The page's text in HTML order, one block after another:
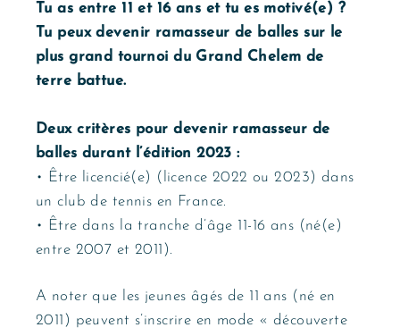
Tu as entre 11 et 16 ans et tu es motivé(e) ?
Tu peux devenir ramasseur de balles sur le
plus grand tournoi du Grand Chelem de
terre battue.
Deux critères pour devenir ramasseur de
balles durant l’édition 2023 :
• Être licencié(e) (licence 2022 ou 2023) dans
un club de tennis en France.
• Être dans la tranche d’âge 11-16 ans (né(e)
entre 2007 et 2011).
A noter que les jeunes âgés de 11 ans (né en
2011) peuvent s’inscrire en mode « découverte